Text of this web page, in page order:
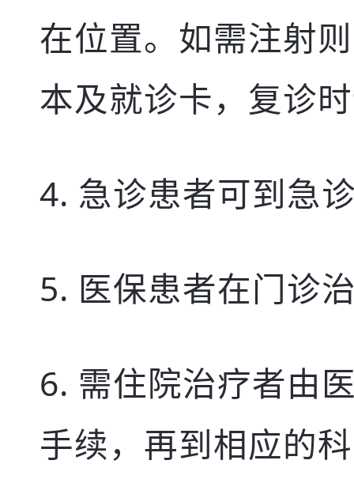
在位置。如需注射
本及就诊卡，复诊
急诊患者可到急
医保患者在门诊
需住院治疗者由
手续，再到相应的